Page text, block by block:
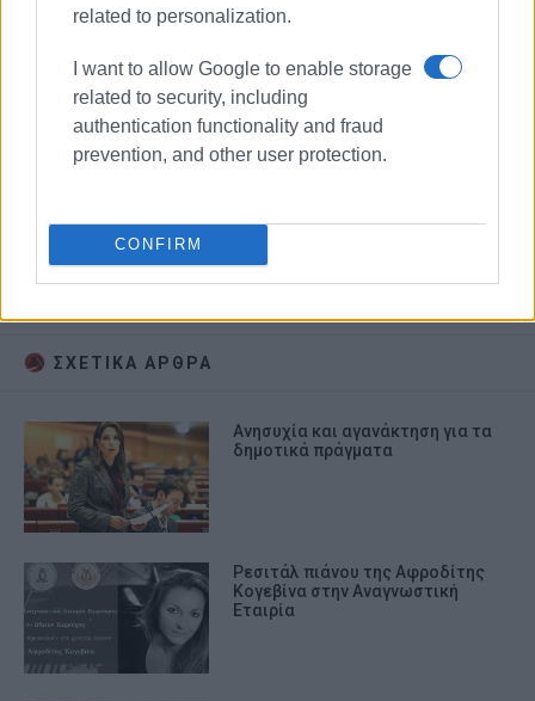
related to personalization.
I want to allow Google to enable storage
related to security, including
authentication functionality and fraud
prevention, and other user protection.
CONFIRMΥπουργείο Εσωτερικών
Υπουργείο Πολιτισμού
ΣΧΕΤΙΚA AΡΘΡΑ
Ανησυχία και αγανάκτηση για τα
δημοτικά πράγματα
Ρεσιτάλ πιάνου της Αφροδίτης
Κογεβίνα στην Αναγνωστική
Εταιρία